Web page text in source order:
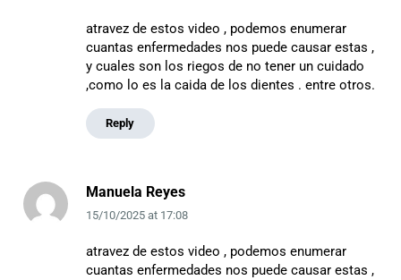
atravez de estos video , podemos enumerar
cuantas enfermedades nos puede causar estas ,
y cuales son los riegos de no tener un cuidado
,como lo es la caida de los dientes . entre otros.
Reply
Manuela Reyes
15/10/2025at 17:08
atravez de estos video , podemos enumerar
cuantas enfermedades nos puede causar estas ,